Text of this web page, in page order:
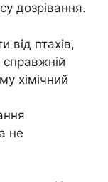
дозрівання.
від птахів,
справжній
хімічний
не